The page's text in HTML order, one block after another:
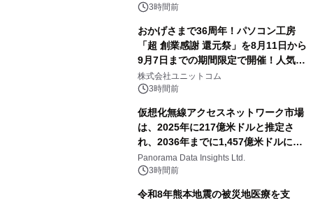
3時間前
おかげさまで36周年！パソコン工房
「超 創業感謝 還元祭」を8月11日から
9月7日までの期間限定で開催！人気の
ゲーミングPCや高性能ノートPCなど
対象iiyama PCのご購入で最大3万円分
株式会社ユニットコム
3時間前
仮想化無線アクセスネットワーク市場
は、2025年に217億米ドルと推定さ
れ、2036年までに1,457億米ドルに達
すると予測されており、予測期間
（2026年～2036年）
Panorama Data Insights Ltd.
3時間前
令和8年熊本地震の被災地医療を支